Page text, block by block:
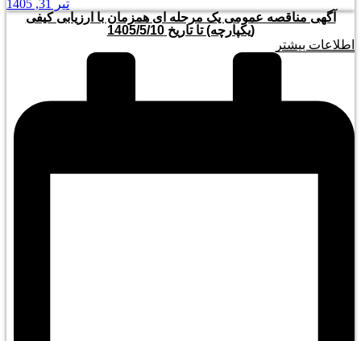
تیر 31, 1405
آگهی مناقصه عمومی یک مرحله ای همزمان با ارزیابی کیفی
(یکپارچه) تا تاریخ 1405/5/10
اطلاعات بیشتر